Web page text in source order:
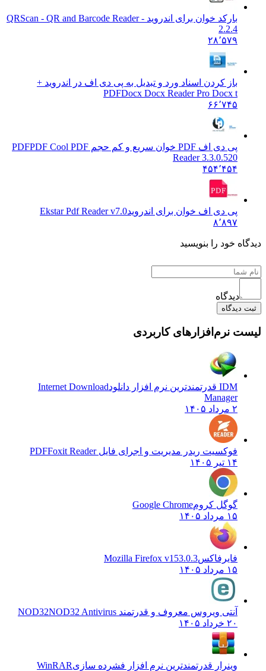
بارکد خوان برای اندروید - QRScan - QR and Barcode Reader
۲۸٬۵۷۹
باز کردن اسناد ورد و تبدیل به پی دی اف در اندروید +
PDFDocx Docx Reader Pro Docx t
۶۶٬۷۴۵
پی دی اف PDF خوان سریع و کم حجم PDF
PDF Cool PDF
Reader 3.3.0.520
۴۵۴٬۴۵۴
پی دی اف خوان برای اندروید Ekstar Pdf Reader v7.0
خود را بنویسید
نرم‌افزارهای کاربردی
Internet Download
Manager
فوکسیت ریدر مدیریت و اجرای فایل PDFFoxit Reader
گوگل کروم Google Chrome
فایرفاکس Mozilla Firefox v153.0.3
آنتی ویروس معروف و قدرتمند NOD32NOD32 Antivirus
وینرار قدرتمندترین نرم افزار فشرده سازیWinRAR